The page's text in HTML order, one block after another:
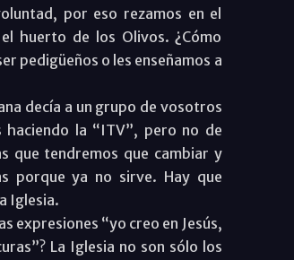
por eso rezamos en el
huerto de los Olivos. ¿Cómo
pedigüeños o les enseñamos a
decía a un grupo de vosotros
haciendo la “ITV”, pero no de
que tendremos que cambiar y
porque ya no sirve. Hay que
Iglesia.
expresiones “yo creo en Jesús,
La Iglesia no son sólo los